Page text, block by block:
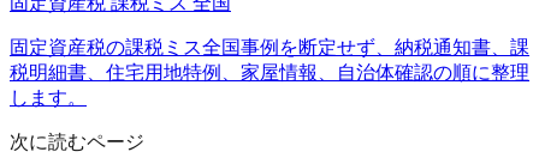
固定資産税の課税ミス全国事例を断定せず、納税通知書、課
税明細書、住宅用地特例、家屋情報、自治体確認の順に整理
します。
次に読むページ